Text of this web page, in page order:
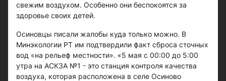
свежим воздухом. Особенно они беспокоятся за
здоровье своих детей.
Осиновцы писали жалобы куда только можно. В
Минэкологии РТ им подтвердили факт сброса сточных
вод «на рельеф местности». «5 мая с 00:00 до 5:00
утра на АСКЗА №1 - это станция контроля качества
воздуха, которая расположена в селе Осиново